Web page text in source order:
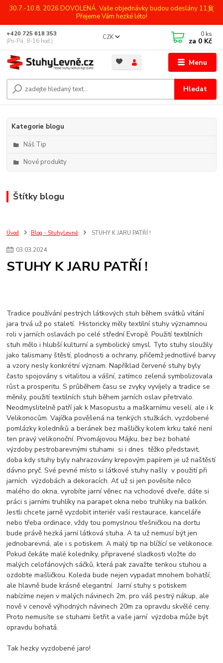
30.7.-10.8. 2026 DOVOLENÁ. Vaše objednávky budou odeslány 11.8.
Přejeme Vám hezké léto!
Menu
CZK
Hledat
+420 725 618 353
(Po-Pá, 8-16 hod.)
0 ks
za 0 Kč
Kategorie blogu
Náš Tip
Nové produkty
Štítky blogu
Úvod Blog - StuhyLevně STUHY K JARU PATŘÍ !
03.03.2024
STUHY K JARU PATŘÍ !
Tradice používání pestrých látkových stuh během svátků vítání
jara trvá už po staletí. Historicky měly textilní stuhy významnou
roli v jarních oslavách po celé střední Evropě. Použití textilních
stuh mělo i hlubší kulturní a symbolický smysl. Tyto stuhy sloužily
jako talismany štěstí, plodnosti a ochrany, přičemž jednotlivé barvy
a vzory nesly konkrétní význam. Například červené stuhy byly
často spojovány s vitalitou a vášní, zatímco zelená symbolizovala
růst a prosperitu. S průběhem času se zvyky vyvíjely a tradice se
měnily, použití textilních stuh během jarních oslav přetrvalo.
Neodmyslitelně patří jak k Masopustu a maškarnímu veselí, ale i k
Velikonocům. Vajíčka pověšená na tenkých stužkách, vyzdobené
pomlázky koledníků a beránek bez mašličky kolem krku také není
ten pravý velikonoční. Prvomájovou Májku, bez bez bohaté
výzdoby pestrobarevnými stuhami si i dnes těžko představit,
doba kdy stuhy byly nahrazovány krepovým papírem je už naštěstí
dávno pryč. Své pevné místo si látkové stuhy našly v použití při
jarních výzdobách a dekoracích. Ať už si jen pověsíte něco
malého do okna, vyrobíte jarní věnec na vchodové dveře, dáte si
práci s jarními truhlíky na parapet okna nebo truhlíky na balkón.
Jestli chcete jarně vyzdobit interiér vaší restaurace, kanceláře
nebo třeba ordinace, vždy tou pomyslnou třešničkou na dortu
bude právě hezká jarní látková stuha. A ta už nemusí být jen
jednobarevná, ale i s potiskem. A malý tip na blížící se velikonoce.
Pokud čekáte malé koledníky, připravené sladkosti vložte do
malých celofánových sáčků, která pak zavažte tenkou stuhou a
ozdobte mašličkou. Koleda bude nejen vypadat mnohem bohatší,
ale hlavně bude krásně elegantní. Jarní stuhy s potiskem
nabízíme nejen v malých návinech 2m, pro váš pestrý nákup, ale
nově v cenově výhodných návinech 20m za opravdu skvělé ceny.
Proto nemusíte se stuhami šetřit a vaše jarní výzdoba může být
opravdu bohatá.
Tak hezky vyzdobené jaro!